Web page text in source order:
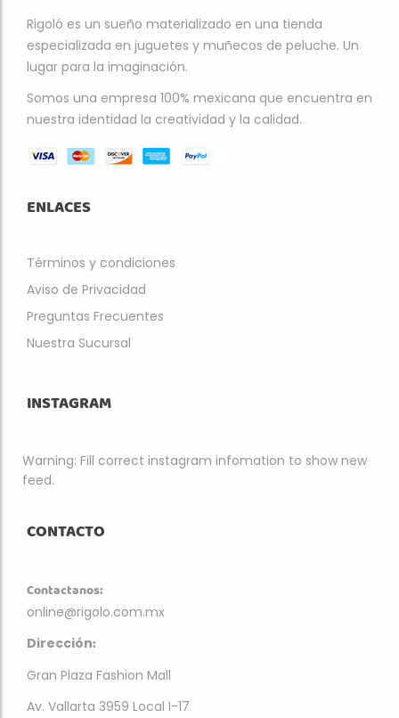
Rigoló es un sueño materializado en una tienda
especializada en juguetes y muñecos de peluche. Un
lugar para la imaginación.
Somos una empresa 100% mexicana que encuentra en
nuestra identidad la creatividad y la calidad.
ENLACES
Términos y condiciones
Aviso de Privacidad
Preguntas Frecuentes
Nuestra Sucursal
INSTAGRAM
Warning: Fill correct instagram infomation to show new
feed.
CONTACTO
Contactanos:
online@rigolo.com.mx
Dirección:
Gran Plaza Fashion Mall
Av. Vallarta 3959 Local I-17